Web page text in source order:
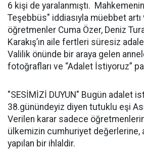
6 kişi de yaralanmıştı.
Teşebbüs" iddiasıyla müebbet artı
öğretmenler Cuma Özer, Deniz
Karakış’ın aile fertleri süresiz
Valilik önünde bir araya gelen
fotoğrafları ve “Adalet İstiyoruz”
"SESİMİZİ DUYUN" Bugün adalet
38.günündeyiz diyen tutuklu eşi
Verilen karar sadece
ülkemizin cumhuriyet değerlerine,
yapılan bir ihlaldir.